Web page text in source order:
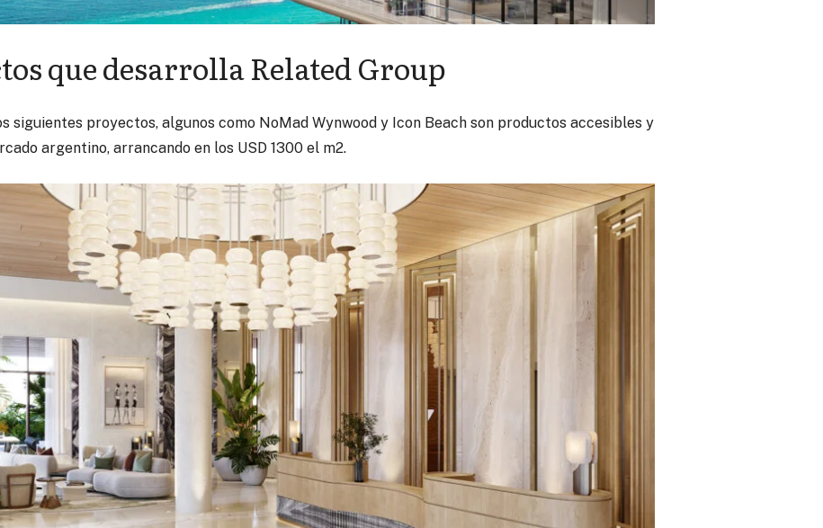
que desarrolla Related Group
siguientes proyectos, algunos como NoMad Wynwood y Icon Beach son productos accesibles y
argentino, arrancando en los USD 1300 el m2.